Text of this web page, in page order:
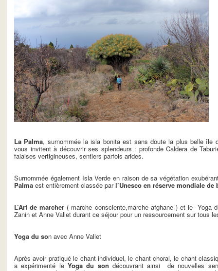
La Palma, surnommée la isla bonita est sans doute la plus belle île
vous invitent à découvrir ses splendeurs : profonde Caldera de
falaises vertigineuses, sentiers parfois arides.
Surnommée également Isla Verde en raison de sa végétation
Palma est entièrement classée parl’Unesco en réserve mondiale de
L’Art de marcher ( marche consciente,marche afghane ) et le Yoga
Zanin et Anne Vallet durant ce séjour pour un ressourcement sur tous
Yoga du son avec Anne Vallet
Après avoir pratiqué le chant individuel, le chant choral, le chant
a expérimenté le Yoga du son découvrant ainsi de nouvelles